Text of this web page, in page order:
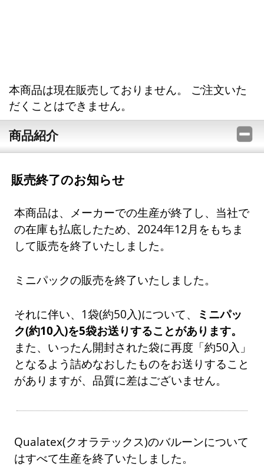
本商品は現在販売しておりません。 ご注文いた
だくことはできません。
商品紹介
販売終了のお知らせ
本商品は、メーカーでの生産が終了し、当社で
の在庫も払底したため、2024年12月をもちま
して販売を終了いたしました。
ミニパックの販売を終了いたしました。
それに伴い、1袋(約50入)について、
ミニパッ
ク(約10入)を5袋お送りすることがあります。
また、いったん開封された袋に再度「約50入」
となるよう詰めなおしたものをお送りすること
がありますが、品質に差はございません。
Qualatex(クオラテックス)のバルーンについて
はすべて生産を終了いたしました。